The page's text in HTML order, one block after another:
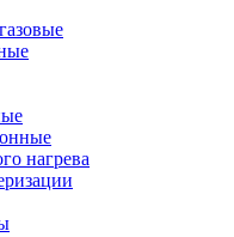
нагрева